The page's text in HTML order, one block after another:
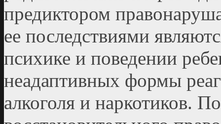
предиктором
ее последствиями
психике и поведении
неадаптивных формы
алкоголя и наркотиков.